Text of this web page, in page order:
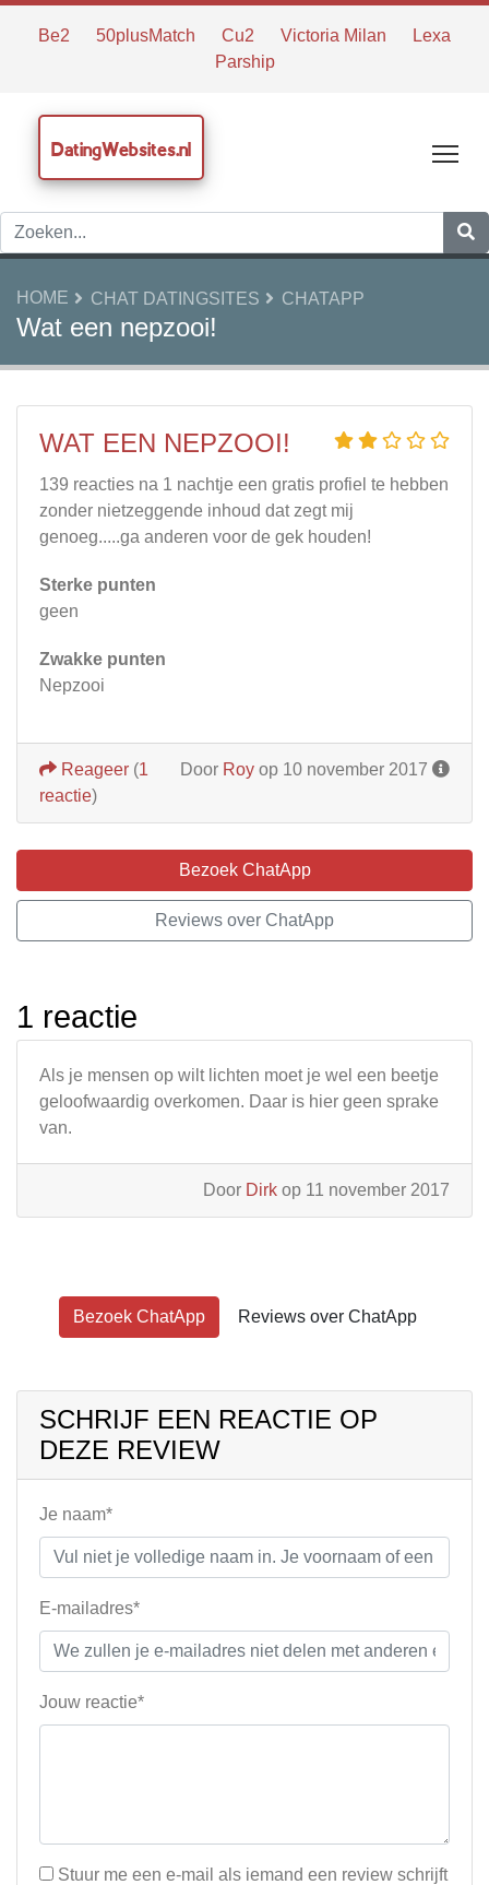
Be2 50plusMatch Cu2 Victoria Milan
Lexa
Parship
DatingWebsites.nl
HOME CHAT DATINGSITES CHATAPP
Wat een nepzooi!
WAT EEN NEPZOOI!
139 reacties na 1 nachtje een gratis profiel te hebben
zonder nietzeggende inhoud dat zegt mij
genoeg.....ga anderen voor de gek houden!
Sterke punten
geen
Zwakke punten
Nepzooi
Door Roy op 10 november 2017
Reageer (1
reactie)
Bezoek ChatApp
Reviews over ChatApp
1 reactie
Als je mensen op wilt lichten moet je wel een beetje
geloofwaardig overkomen. Daar is hier geen sprake
van.
Door Dirk op 11 november 2017
Bezoek ChatApp Reviews over ChatApp
SCHRIJF EEN REACTIE OP
DEZE REVIEW
Je naam*
E-mailadres*
Jouw reactie*
Stuur me een e-mail als iemand een review schrijft